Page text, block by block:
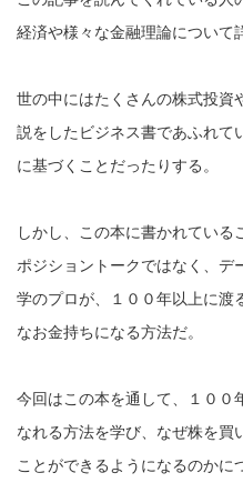
経済や様々な金融理論について
世の中にはたくさんの株式投資
説をしたビジネス書であふれて
に基づくことだったりする。
しかし、この本に書かれてい
ポジショントークではなく、デ
学のプロが、１００年以上に渡
なお金持ちになる方法だ。
今回はこの本を通して、１００
なれる方法を学び、なぜ株を買
ことができるようになるのかに